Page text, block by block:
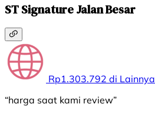
ST Signature Jalan Besar
Rp1.303.792 di Lainnya
“harga saat kami review”